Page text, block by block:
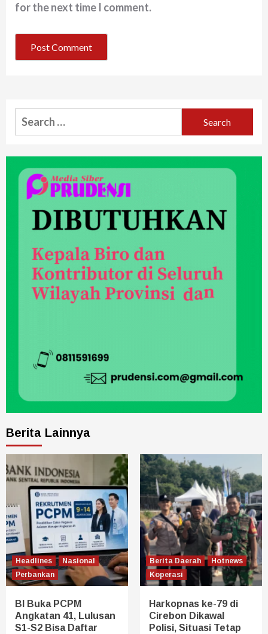
for the next time I comment.
Berita Lainnya
Headlines
Nasional
Perbankan
BI Buka PCPM
Angkatan 41, Lulusan
S1-S2 Bisa Daftar
Berita Daerah
Hotnews
Koperasi
Harkopnas ke-79 di
Cirebon Dikawal
Polisi, Situasi Tetap